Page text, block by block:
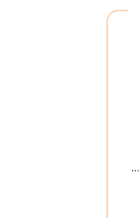
غذای خشک گربه فیدار مدل Adult وزن 10 کیلوگرم